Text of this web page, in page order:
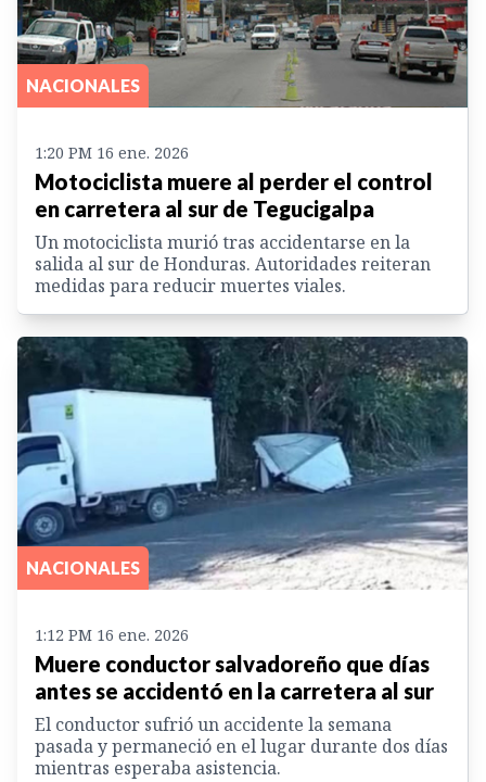
NACIONALES
1:20 PM 16 ene. 2026
Motociclista muere al perder el control
en carretera al sur de Tegucigalpa
Un motociclista murió tras accidentarse en la
salida al sur de Honduras. Autoridades reiteran
medidas para reducir muertes viales.
NACIONALES
1:12 PM 16 ene. 2026
Muere conductor salvadoreño que días
antes se accidentó en la carretera al sur
El conductor sufrió un accidente la semana
pasada y permaneció en el lugar durante dos días
mientras esperaba asistencia.